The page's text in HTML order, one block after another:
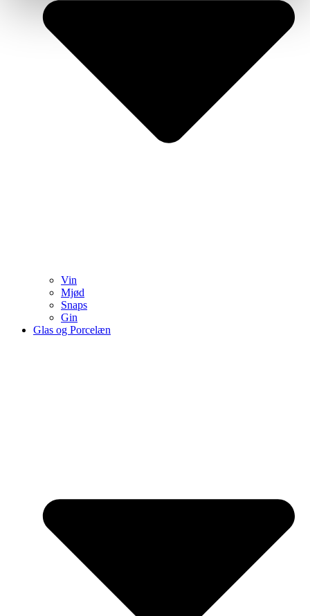
Vin
Mjød
Snaps
Gin
Glas og Porcelæn